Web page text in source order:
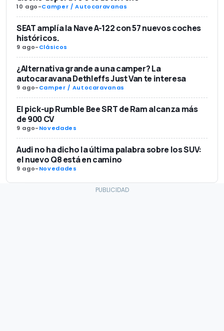
10 ago-Camper / Autocaravanas
SEAT amplía la Nave A-122 con 57 nuevos coches
históricos.
9 ago-Clásicos
¿Alternativa grande a una camper? La
autocaravana Dethleffs Just Van te interesa
9 ago-Camper / Autocaravanas
El pick-up Rumble Bee SRT de Ram alcanza más
de 900 CV
9 ago-Novedades
Audi no ha dicho la última palabra sobre los SUV:
el nuevo Q8 está en camino
9 ago-Novedades